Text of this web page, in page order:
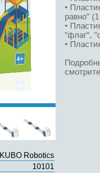
KUBO Robotics
10101
•
равно"
•
"флаг",
•